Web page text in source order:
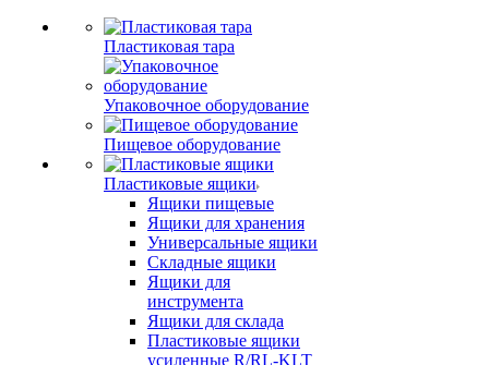
Пластиковая тара
Упаковочное оборудование
Пищевое оборудование
Пластиковые ящики
Ящики пищевые
Ящики для хранения
Универсальные ящики
Складные ящики
Ящики для
инструмента
Ящики для склада
Пластиковые ящики
усиленные R/RL-KLT